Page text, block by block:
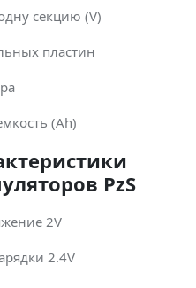
секцию (V)
пластин
(Ah)
PzS
2V
2.4V